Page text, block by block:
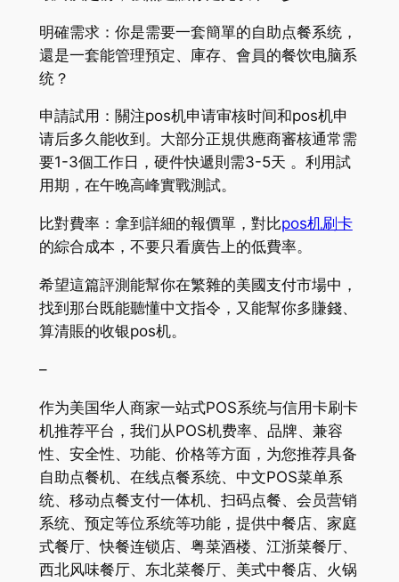
明確需求：你是需要一套簡單的自助点餐系统，
還是一套能管理預定、庫存、會員的餐饮电脑系
统？
申請試用：關注pos机申请审核时间和pos机申
请后多久能收到。大部分正規供應商審核通常需
要1-3個工作日，硬件快遞則需3-5天 。利用試
用期，在午晚高峰實戰測試。
比對費率：拿到詳細的報價單，對比pos机刷卡
的綜合成本，不要只看廣告上的低費率。
希望這篇評測能幫你在繁雜的美國支付市場中，
找到那台既能聽懂中文指令，又能幫你多賺錢、
算清賬的收银pos机。
–
作为美国华人商家一站式POS系统与信用卡刷卡
机推荐平台，我们从POS机费率、品牌、兼容
性、安全性、功能、价格等方面，为您推荐具备
自助点餐机、在线点餐系统、中文POS菜单系
统、移动点餐支付一体机、扫码点餐、会员营销
系统、预定等位系统等功能，提供中餐店、家庭
式餐厅、快餐连锁店、粤菜酒楼、江浙菜餐厅、
西北风味餐厅、东北菜餐厅、美式中餐店、火锅